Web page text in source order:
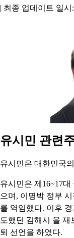
| 최종 업데이트 일시
유시민 관련
유시민은 대한민국
유시민은 제16~17
으며, 이명박 정부
를 역임했다. 이후
도했던 김해시 을 재
퇴 선언을 하였다.